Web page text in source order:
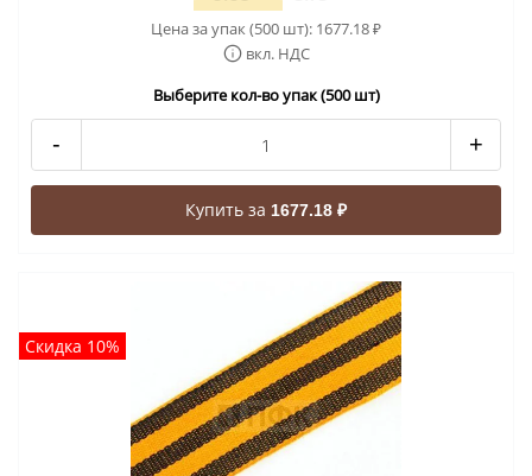
Цена за упак (500 шт): 1677.18₽
вкл. НДС
Выберите кол-во упак (500 шт)
- +
Купить за 1677.18 ₽
Скидка 10%